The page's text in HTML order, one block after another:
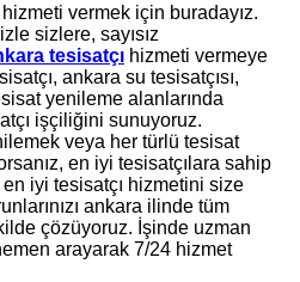
vermek için buradayız.
sizlere, sayısız
tesisatçı hizmeti vermeye
ankara su tesisatçısı,
yenileme alanlarında
işçiliğini sunuyoruz.
veya her türlü tesisat
en iyi tesisatçılara sahip
iyi tesisatçı hizmetini size
ankara ilinde tüm
çözüyoruz. İşinde uzman
arayarak 7/24 hizmet